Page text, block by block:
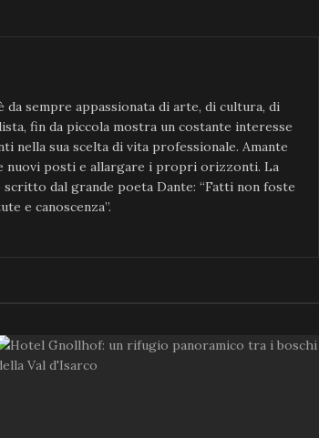
da sempre appassionata di arte, di cultura, di
fin da piccola mostra un costante interesse
nella sua scelta di vita professionale. Amante
nuovi posti e allargare i propri orizzonti. La
dal grande poeta Dante: “Fatti non foste
e canoscenza”.